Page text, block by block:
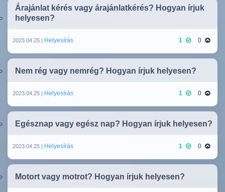
Árajánlat kérés vagy árajánlatkérés? Hogyan írjuk
helyesen?
2023.04.25 | Helyesírás 1 0
Nem rég vagy nemrég? Hogyan írjuk helyesen?
2023.04.25 | Helyesírás 1 0
Egésznap vagy egész nap? Hogyan írjuk helyesen?
2023.04.25 | Helyesírás 1 0
Motort vagy motrot? Hogyan írjuk helyesen?